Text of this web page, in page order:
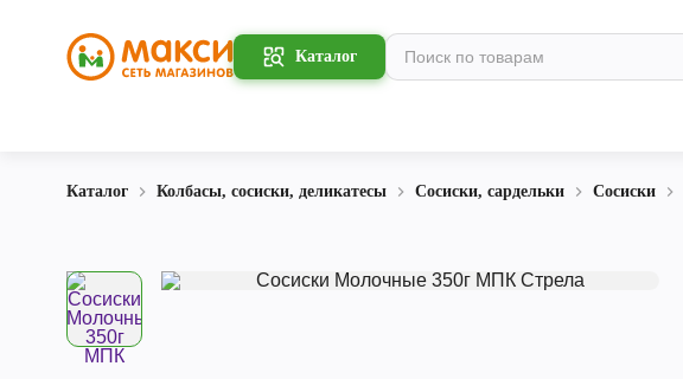
Каталог
Каталог Колбасы, сосиски, деликатесы Сосиски, сардельки Сосиски